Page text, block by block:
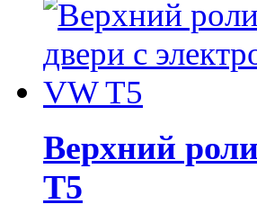
Верхний
T5